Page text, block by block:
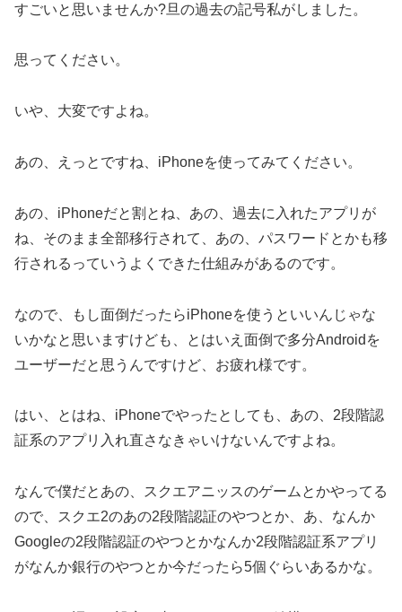
すごいと思いませんか?旦の過去の記号私がしました。
思ってください。
いや、大変ですよね。
あの、えっとですね、iPhoneを使ってみてください。
あの、iPhoneだと割とね、あの、過去に入れたアプリが
ね、そのまま全部移行されて、あの、パスワードとかも移
行されるっていうよくできた仕組みがあるのです。
なので、もし面倒だったらiPhoneを使うといいんじゃな
いかなと思いますけども、とはいえ面倒で多分Androidを
ユーザーだと思うんですけど、お疲れ様です。
はい、とはね、iPhoneでやったとしても、あの、2段階認
証系のアプリ入れ直さなきゃいけないんですよね。
なんで僕だとあの、スクエアニッスのゲームとかやってる
ので、スクエ2のあの2段階認証のやつとか、あ、なんか
Googleの2段階認証のやつとかなんか2段階認証系アプリ
がなんか銀行のやつとか今だったら5個ぐらいあるかな。